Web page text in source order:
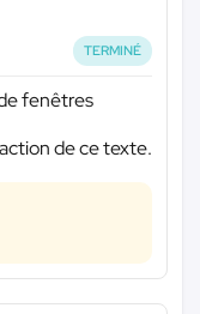
TERMINÉ
fenêtres
de ce texte.